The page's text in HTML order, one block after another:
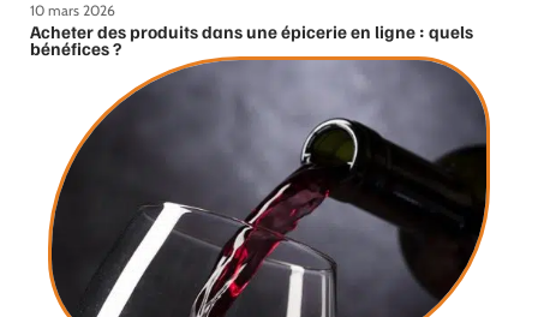
10 mars 2026
Acheter des produits dans une épicerie en ligne : quels
bénéfices ?